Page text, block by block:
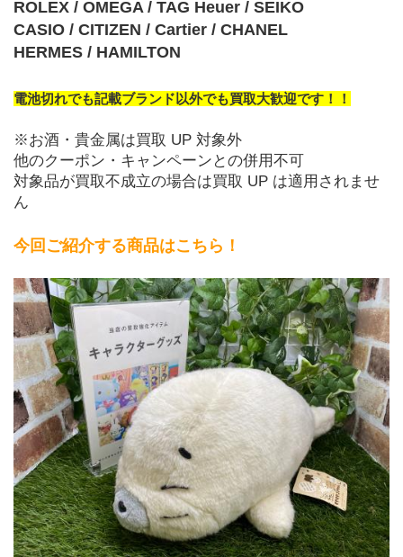
ROLEX / OMEGA / TAG Heuer / SEIKO
CASIO / CITIZEN / Cartier / CHANEL
HERMES / HAMILTON
電池切れでも記載ブランド以外でも買取大歓迎です！！
※お酒・貴金属は買取 UP 対象外
他のクーポン・キャンペーンとの併用不可
対象品が買取不成立の場合は買取 UP は適用されませ
ん
今回ご紹介する商品はこちら！